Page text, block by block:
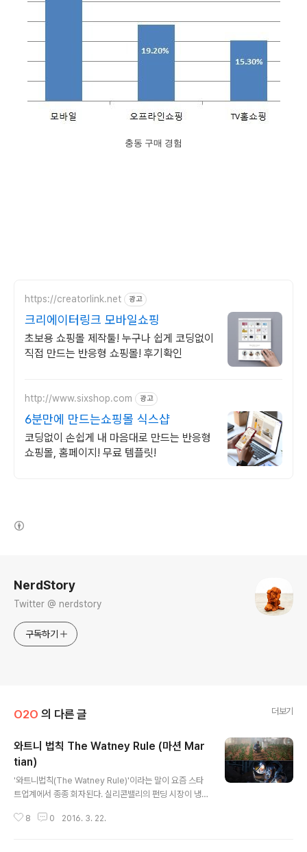
충동 구매 경험
https://creatorlink.net 광고
크리에이터링크 모바일쇼핑
초보용 쇼핑몰 제작툴! 누구나 쉽게 코딩없이
직접 만드는 반응형 쇼핑몰! 후기확인
http://www.sixshop.com 광고
6분만에 만드는쇼핑몰 식스샵
코딩없이 손쉽게 내 마음대로 만드는 반응형
쇼핑몰, 홈페이지! 무료 템플릿!
NerdStory
Twitter @ nerdstory
구독하기
O2O 의 다른 글 더보기
와트니 법칙 The Watney Rule (마션 Mar
tian)
'와트니법칙(The Watney Rule)'이라는 말이 요즘 스타
트업계에서 종종 회자된다. 실리콘밸리의 펀딩 시장이 냉
데, First Round Capital의 Josh Kopelman의 트위터
8 0 2016. 3. 22.